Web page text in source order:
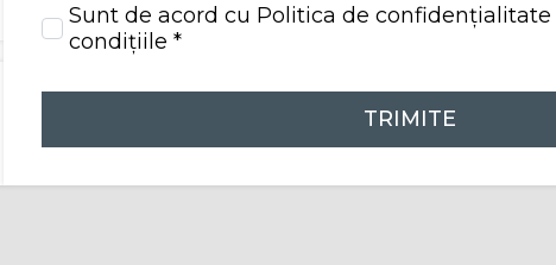
Sunt de acord cu Politica de confidențialitate
condițiile *
TRIMITE